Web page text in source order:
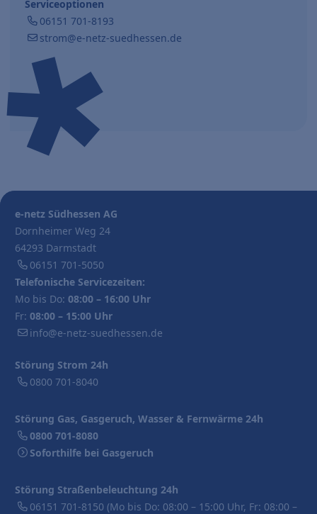
Serviceoptionen
06151 701-8193
strom@e-netz-suedhessen.de
e-netz Südhessen AG
Dornheimer Weg 24
64293 Darmstadt
06151 701-5050
Telefonische Servicezeiten:
Mo bis Do: 08:00 – 16:00 Uhr
Fr: 08:00 – 15:00 Uhr
info@e-netz-suedhessen.de
Störung Strom 24h
0800 701-8040
Störung Gas, Gasgeruch, Wasser & Fernwärme 24h
0800 701-8080
Soforthilfe bei Gasgeruch
Störung Straßenbeleuchtung 24h
06151 701-8150 (Mo bis Do: 08:00 – 15:00 Uhr, Fr: 08:00 –